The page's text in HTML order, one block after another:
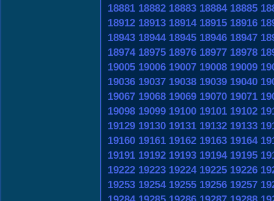
18881 18882 18883 18884 18885
18912 18913 18914 18915 18916
18943 18944 18945 18946 18947
18974 18975 18976 18977 18978
19005 19006 19007 19008 19009
19036 19037 19038 19039 19040
19067 19068 19069 19070 19071
19098 19099 19100 19101 19102
19129 19130 19131 19132 19133
19160 19161 19162 19163 19164
19191 19192 19193 19194 19195
19222 19223 19224 19225 19226
19253 19254 19255 19256 19257